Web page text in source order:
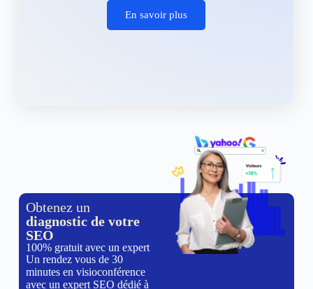
En savoir plus
Obtenez un
diagnostic de votre
SEO
100% gratuit avec un expert
Un rendez vous de 30
minutes en visioconférence
avec un expert SEO dédié à